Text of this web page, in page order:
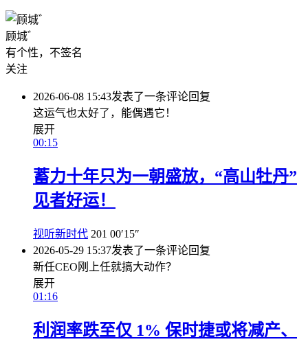
顾城゛
有个性，不签名
关注
2026-06-08 15:43发表了一条评论回复
这运气也太好了，能偶遇它！
展开
00:15
蓄力十年只为一朝盛放，“高山牡丹”
见者好运！
视听新时代 201 00′15″
2026-05-29 15:37发表了一条评论回复
新任CEO刚上任就搞大动作？
展开
01:16
利润率跌至仅 1% 保时捷或将减产、